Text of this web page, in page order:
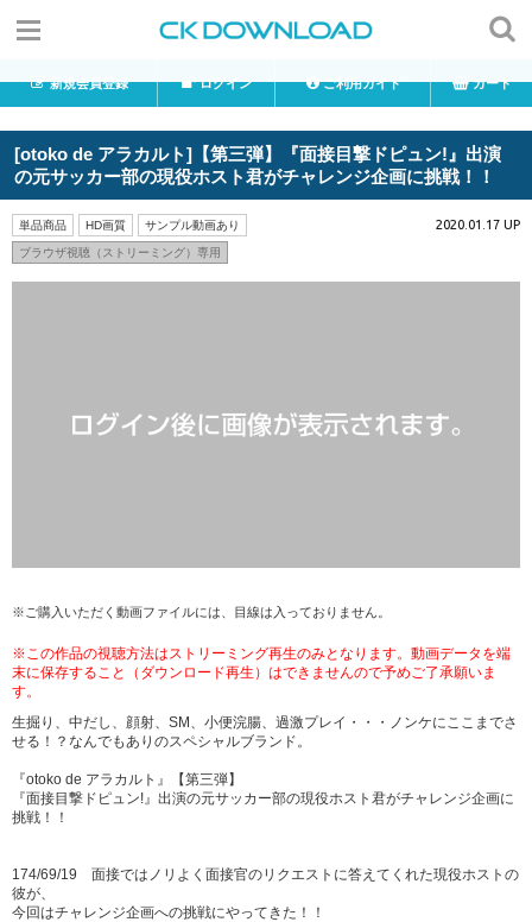
新規会員登録 ログイン ご利用ガイド カート
[otoko de アラカルト]【第三弾】『面接目撃ドピュン!』出演
の元サッカー部の現役ホスト君がチャレンジ企画に挑戦！！
単品商品 HD画質 サンプル動画あり
ブラウザ視聴（ストリーミング）専用
2020.01.17 UP
※ご購入いただく動画ファイルには、目線は入っておりません。
※この作品の視聴方法はストリーミング再生のみとなります。動画データを端
末に保存すること（ダウンロード再生）はできませんので予めご了承願いま
す。
生掘り、中だし、顔射、SM、小便浣腸、過激プレイ・・・ノンケにここまでさ
せる！？なんでもありのスペシャルブランド。
『otoko de アラカルト』【第三弾】
『面接目撃ドピュン!』出演の元サッカー部の現役ホスト君がチャレンジ企画に
挑戦！！
174/69/19 面接ではノリよく面接官のリクエストに答えてくれた現役ホストの
彼が、
今回はチャレンジ企画への挑戦にやってきた！！